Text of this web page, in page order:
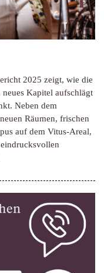
2025 zeigt, wie die
Kapitel aufschlägt
Neben dem
Räumen, frischen
auf dem Vitus-Areal,